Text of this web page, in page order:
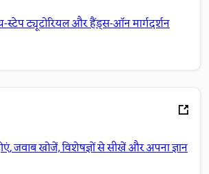
स्टेप ट्यूटोरियल और हैंड्स-ऑन मार्गदर्शन
जवाब खोजें, विशेषज्ञों से सीखें और अपना ज्ञान